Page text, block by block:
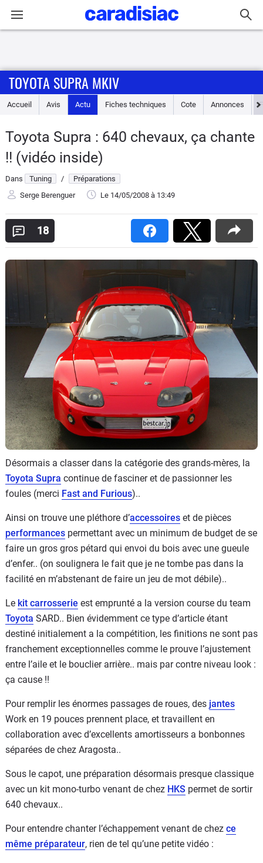
Accueil
Essais
Guide
d'achat
Electriques
Utilitaires
Services
Forum
Moto
Marques
TOYOTA SUPRA MKIV
Accueil Avis Actu Fiches techniques Cote Annonces
Toyota Supra : 640 chevaux, ça chante
!! (vidéo inside)
Dans Tuning /
Préparations
Serge Berenguer
Le 14/05/2008 à 13:49
18
Désormais a classer dans la catégorie des grands-mères, la
Toyota Supra continue de fasciner et de passionner les
foules (merci Fast and Furious)..
Ainsi on trouve une pléthore d’accessoires et de pièces
performances permettant avec un minimum de budget de se
faire un gros gros pétard qui envoi du bois avec une gueule
d’enfer.. (on soulignera le fait que je ne tombe pas dans la
facilité en m’abstenant de faire un jeu de mot débile)..
Le kit carrosserie est emprunté a la version course du team
Toyota SARD.. Bien évidemment ce type d’article étant
destiné initialement a la compétition, les finitions ne sont pas
franchement exceptionnelles comme le prouve l’ajustement
entre l’aile et le bouclier arrière.. mais par contre niveau look :
ça cause !!
Pour remplir les énormes passages de roues, des jantes
Work en 19 pouces prennent place, et travaillent en
collaboration avec d’excellents amortisseurs a bonbonnes
séparées de chez Aragosta..
Sous le capot, une préparation désormais presque classique
avec un kit mono-turbo venant de chez HKS permet de sortir
640 chevaux..
Pour entendre chanter l’échappement venant de chez ce
même préparateur, rien de tel qu’une petite vidéo :